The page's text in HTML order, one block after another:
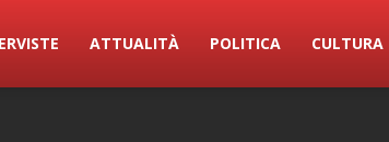
ATTUALITÀ POLITICA CULTURA